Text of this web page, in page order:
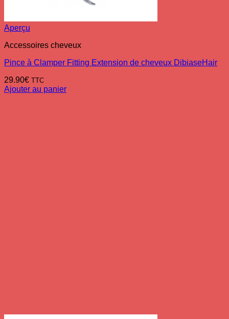
Aperçu
Accessoires cheveux
Pince à Clamper Fitting Extension de cheveux DibiaseHair
29.90€ TTC
Ajouter au panier